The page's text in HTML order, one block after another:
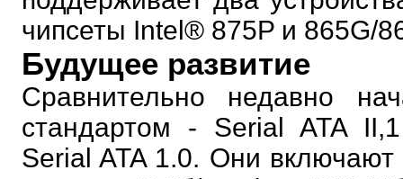
чипсеты Intel® 875P и 865G/
Будущее развитие
Сравнительно недавно
стандартом - Serial ATA
Serial ATA 1.0. Они